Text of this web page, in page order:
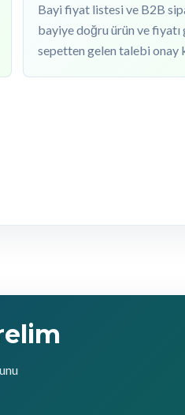
Bayi fiyat listesi ve B2B
bayiye doğru ürün ve fiyatı
sepetten gelen talebi onay